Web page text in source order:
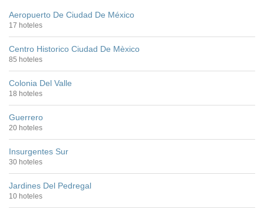
Aeropuerto De Ciudad De México
17 hoteles
Centro Historico Ciudad De Mèxico
85 hoteles
Colonia Del Valle
18 hoteles
Guerrero
20 hoteles
Insurgentes Sur
30 hoteles
Jardines Del Pedregal
10 hoteles